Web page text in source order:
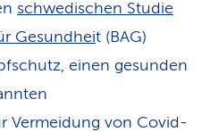
schwedischen Studie
Gesundheit (BAG)
einen gesunden
Vermeidung von Covid-